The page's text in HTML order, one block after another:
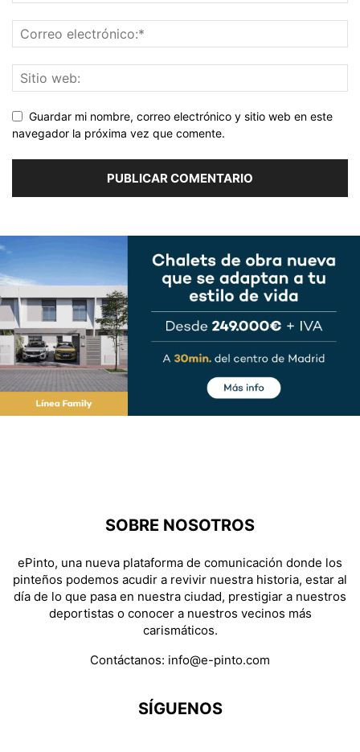
Guardar mi nombre, correo electrónico y sitio web en este
navegador la próxima vez que comente.
SOBRE NOSOTROS
ePinto, una nueva plataforma de comunicación donde los
pinteños podemos acudir a revivir nuestra historia, estar al
día de lo que pasa en nuestra ciudad, prestigiar a nuestros
deportistas o conocer a nuestros vecinos más
carismáticos.
Contáctanos: info@e-pinto.com
SÍGUENOS